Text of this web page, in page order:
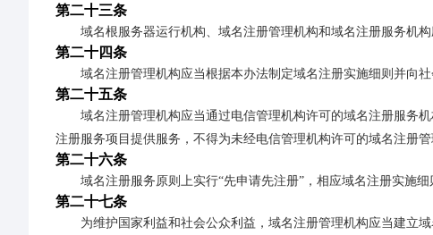
第二十三条
域名根服务器运行机构、域名注册管理机构和域名注册服务机
第二十四条
域名注册管理机构应当根据本办法制定域名注册实施细则并向社
第二十五条
域名注册管理机构应当通过电信管理机构许可的域名注册服务
注册服务项目提供服务，不得为未经电信管理机构许可的域名注册管
第二十六条
域名注册服务原则上实行“先申请先注册”，相应域名注册实施细
第二十七条
为维护国家利益和社会公众利益，域名注册管理机构应当建立域